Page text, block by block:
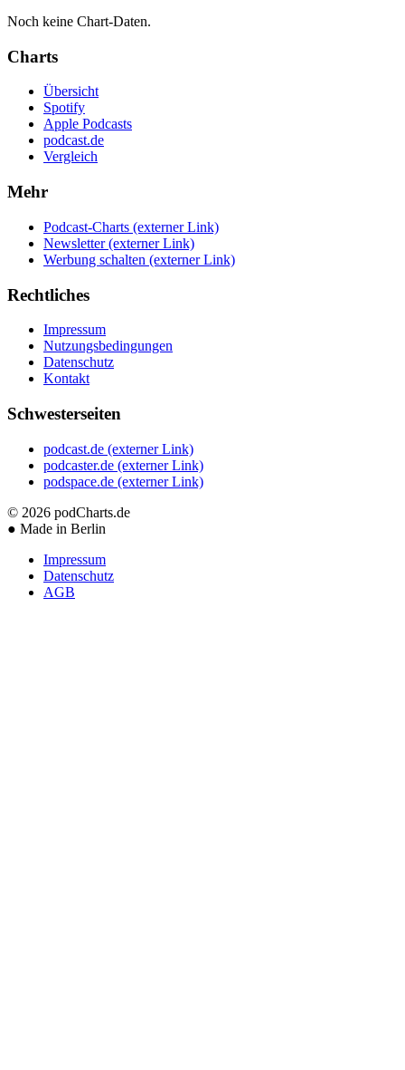
Noch keine Chart-Daten.
Charts
Übersicht
Spotify
Apple Podcasts
podcast.de
Vergleich
Mehr
Podcast-Charts (externer Link)
Newsletter (externer Link)
Werbung schalten (externer Link)
Rechtliches
Impressum
Nutzungsbedingungen
Datenschutz
Kontakt
Schwesterseiten
podcast.de (externer Link)
podcaster.de (externer Link)
podspace.de (externer Link)
© 2026 podCharts.de
● Made in Berlin
Impressum
Datenschutz
AGB